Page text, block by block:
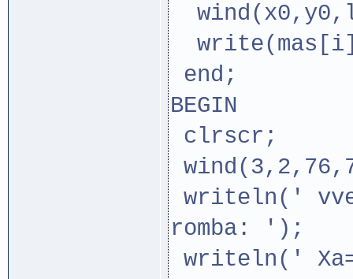
end;
BEGIN
clrscr;
writeln('
romba: ');